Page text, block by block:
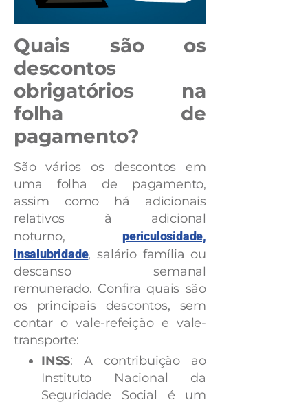
Quais são os
descontos
obrigatórios na
folha de
pagamento?
São vários os descontos em
uma folha de pagamento,
assim como há adicionais
relativos à adicional
noturno, periculosidade,
insalubridade, salário família ou
descanso semanal
remunerado. Confira quais são
os principais descontos, sem
contar o vale-refeição e vale-
transporte:
INSS: A contribuição ao
Instituto Nacional da
Seguridade Social é um